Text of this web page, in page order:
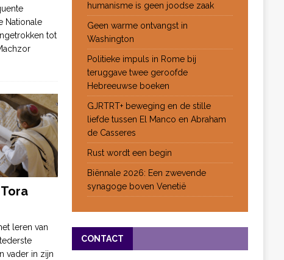
Nationale
tot
leren van
vader in zijn
humanisme is geen joodse zaak
Geen warme ontvangst in
Washington
Politieke impuls in Rome bij
teruggave twee geroofde
Hebreeuwse boeken
GJRTRT+ beweging en de stille
liefde tussen El Manco en Abraham
de Casseres
Rust wordt een begin
Biënnale 2026: Een zwevende
synagoge boven Venetië
CONTACT